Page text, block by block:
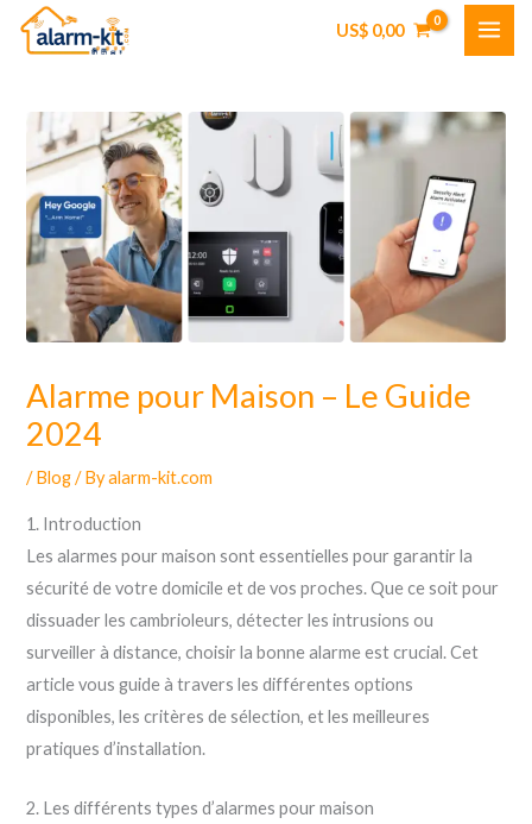
Skip
US$0,00
Alarme pour Maison – Le Guide
2024
/Blog/ Byalarm-kit.com
1. Introduction
Les alarmes pour maison sont essentielles pour garantir la
sécurité de votre domicile et de vos proches. Que ce soit pour
dissuader les cambrioleurs, détecter les intrusions ou
surveiller à distance, choisir la bonne alarme est crucial. Cet
article vous guide à travers les différentes options
disponibles, les critères de sélection, et les meilleures
pratiques d’installation.
2. Les différents types d’alarmes pour maison